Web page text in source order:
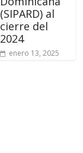
(SIPARD) al
cierre del
2024
enero 13, 2025